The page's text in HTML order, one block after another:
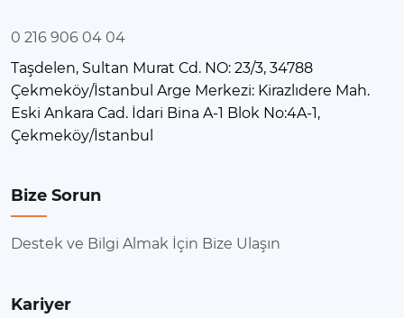
0 216 906 04 04
Taşdelen, Sultan Murat Cd. NO: 23/3, 34788
Çekmeköy/İstanbul Arge Merkezi: Kirazlıdere Mah.
Eski Ankara Cad. İdari Bina A-1 Blok No:4A-1,
Çekmeköy/İstanbul
Bize Sorun
Destek ve Bilgi Almak İçin Bize Ulaşın
Kariyer